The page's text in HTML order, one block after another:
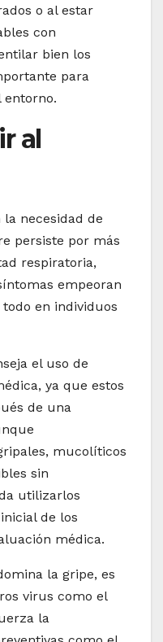
o al estar
con
bien los
para
entorno.
al
necesidad de
persiste por más
respiratoria,
empeoran
en individuos
el uso de
ya que estos
de una
mucolíticos
sin
utilizarlos
de los
médica.
la gripe, es
virus como el
la